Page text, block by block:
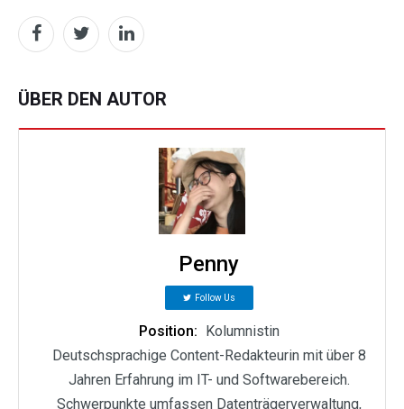
ÜBER DEN AUTOR
Penny
Follow Us
Position: Kolumnistin
Deutschsprachige Content-Redakteurin mit über 8
Jahren Erfahrung im IT- und Softwarebereich.
Schwerpunkte umfassen Datenträgerverwaltung,